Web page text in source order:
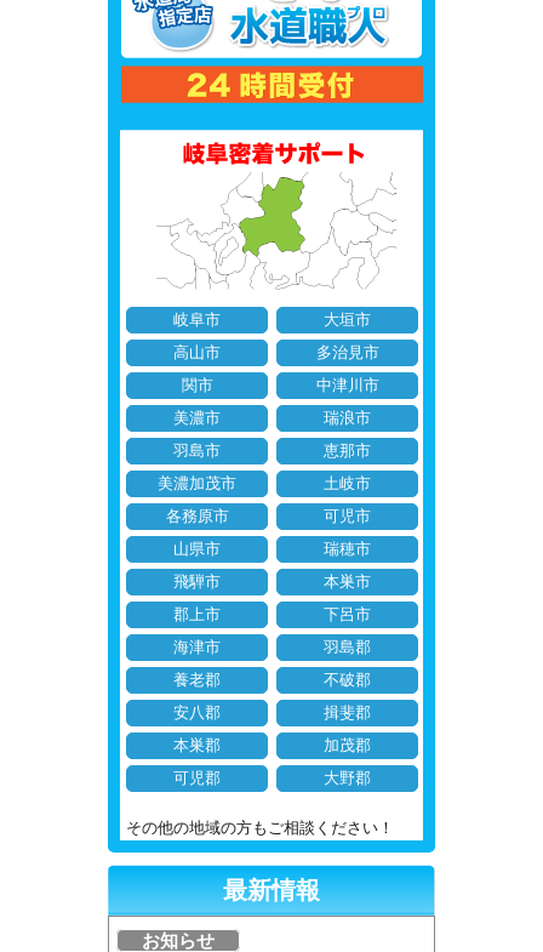
岐阜市
大垣市
高山市
多治見市
関市
中津川市
美濃市
瑞浪市
羽島市
恵那市
美濃加茂市
土岐市
各務原市
可児市
山県市
瑞穂市
飛騨市
本巣市
郡上市
下呂市
海津市
羽島郡
養老郡
不破郡
安八郡
揖斐郡
本巣郡
加茂郡
可児郡
大野郡
その他の地域の方もご相談ください！
最新情報
お知らせ